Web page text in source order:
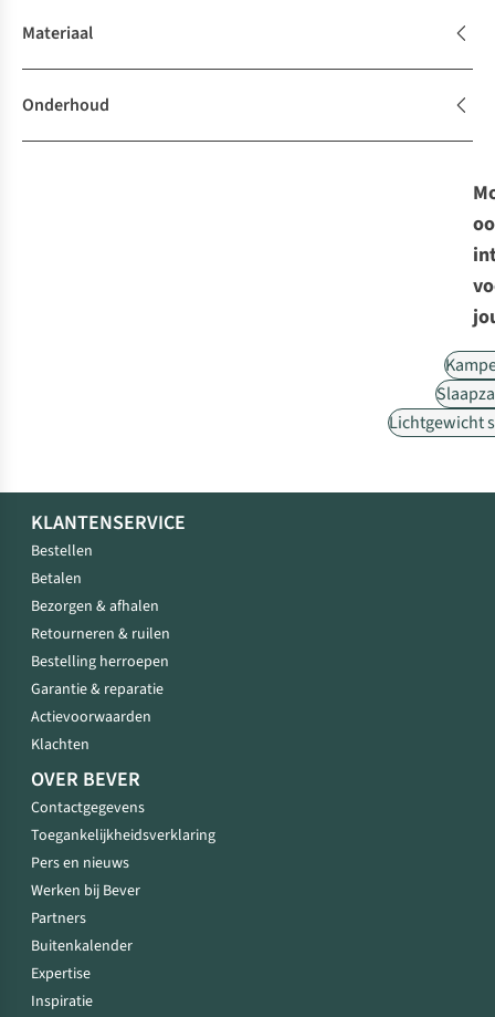
Materiaal
Onderhoud
Lichtgewicht
KLANTENSERVICE
Bestellen
Betalen
Bezorgen & afhalen
Retourneren & ruilen
Bestelling herroepen
Garantie & reparatie
Actievoorwaarden
Klachten
OVER BEVER
Contactgegevens
Toegankelijkheidsverklaring
Pers en nieuws
Werken bij Bever
Partners
Buitenkalender
Expertise
Inspiratie